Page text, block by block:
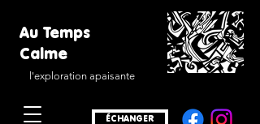
Au Temps
Calme
l'exploration apaisante
ÉCHANGER